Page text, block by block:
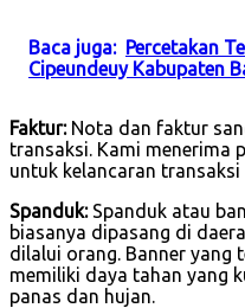
Baca juga: Percetakan
Cipeundeuy Kabupaten
Faktur:Nota dan faktur
transaksi. Kami menerima
untuk kelancaran transaksi
Spanduk:Spanduk atau
biasanya dipasang di
dilalui orang. Banner yang
memiliki daya tahan yang
panas dan hujan.